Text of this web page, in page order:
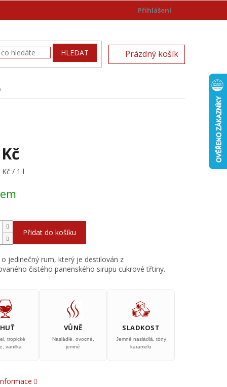
Přihlášení
HLEDAT
NÁKUPNÍ
KOŠÍK
Prázdný košík
/ 1 l
Přidat do košíku
o jedinečný rum, který je destilován z
čistého panenského sirupu cukrové třtiny.
tropické
vanilka
VŮNĚ
Nasládlé, ovocné,
jemné
SLADKOST
Jemně nasládlá, tóny
karamelu